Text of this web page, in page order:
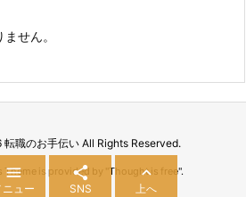
せん。
転職のお手伝い All Rights Reserved.
is provided by " Thought is free".

ニュー

SNS

上へ